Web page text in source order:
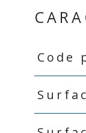
Code